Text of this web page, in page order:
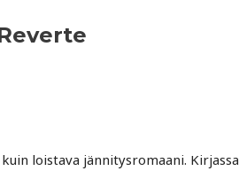
loistava jännitysromaani. Kirjassa